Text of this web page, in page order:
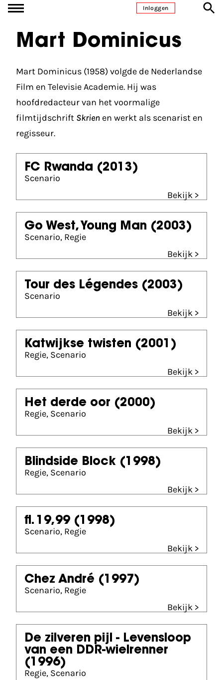
Ga naar inhoudInloggen
Mart Dominicus
Mart Dominicus (1958) volgde de Nederlandse
Film en Televisie Academie. Hij was
hoofdredacteur van het voormalige
filmtijdschrift Skrien en werkt als scenarist en
regisseur.
FC Rwanda (2013)
Scenario
Bekijk >
Go West, Young Man (2003)
Scenario, Regie
Bekijk >
Tour des Légendes (2003)
Scenario
Bekijk >
Katwijkse twisten (2001)
Regie, Scenario
Bekijk >
Het derde oor (2000)
Regie, Scenario
Bekijk >
Blindside Block (1998)
Regie, Scenario
Bekijk >
fl. 19,99 (1998)
Scenario, Regie
Bekijk >
Chez André (1997)
Scenario, Regie
Bekijk >
De zilveren pijl - Levensloop
van een DDR-wielrenner
(1996)
Regie, Scenario